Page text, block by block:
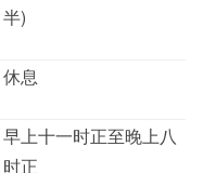
半)
休息
早上十一时正至晚上八
时正